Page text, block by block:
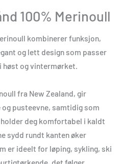
100% Merinoull
kombinerer funksjon,
og lett design som passer
høst og vintermørket.
fra New Zealand, gir
pusteevne, samtidig som
deg komfortabel i kaldt
sydd rundt kanten øker
er ideelt for løping, sykling, ski